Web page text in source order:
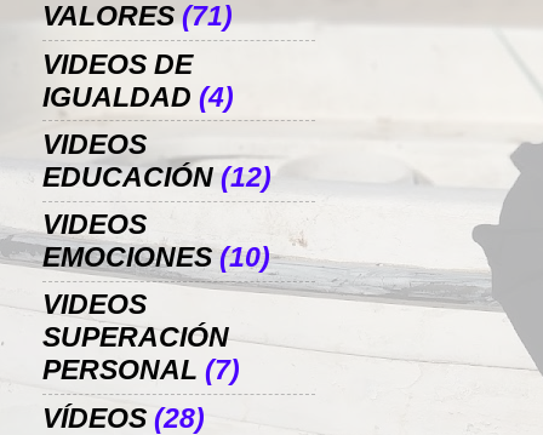
VALORES (71)
VIDEOS DE
IGUALDAD (4)
VIDEOS
EDUCACIÓN (12)
VIDEOS
EMOCIONES (10)
VIDEOS
SUPERACIÓN
PERSONAL (7)
VÍDEOS (28)